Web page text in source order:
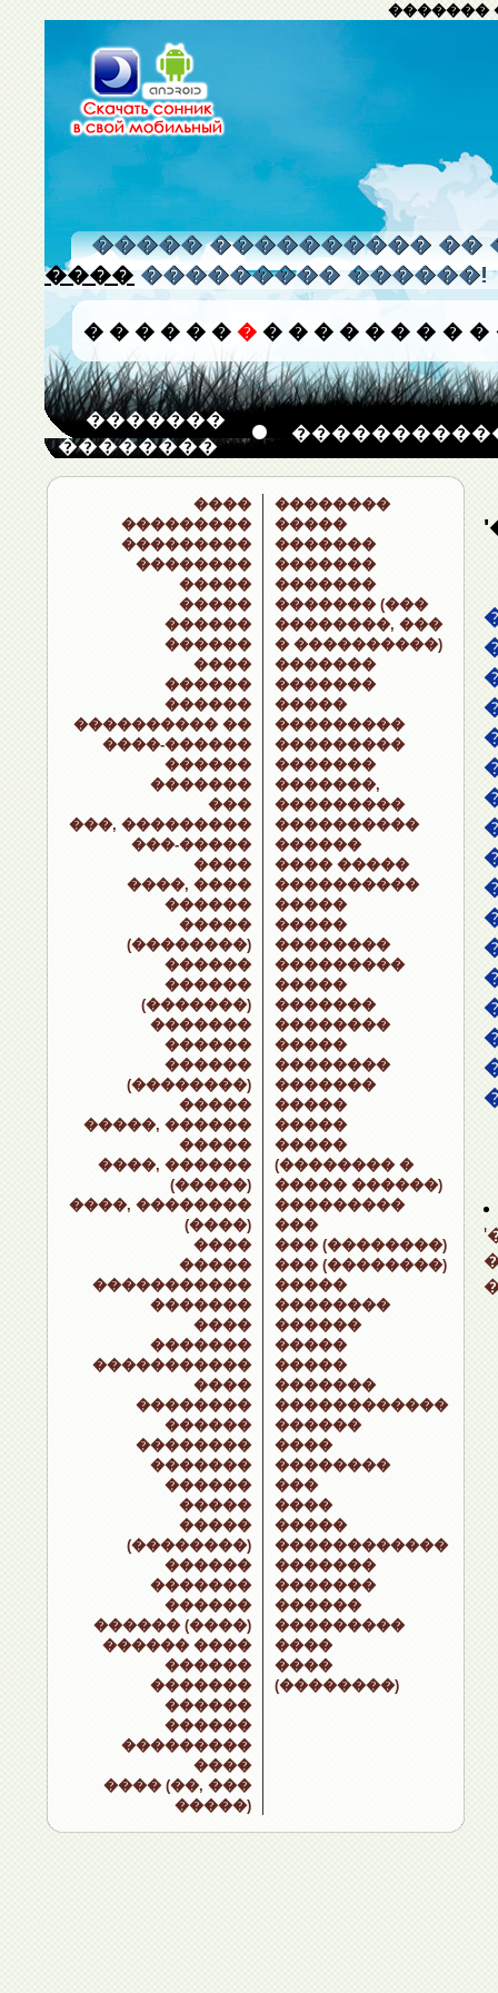
�������
����� ���������� ��
���� ��������� ������!
� � � � � � � � � � � � � � � �
�������
��������
����
���������
���������
��������
�����
�����
������
������
����
������
������
���������� ��
����-������
������
�������
���
���, ���������
���-�����
����
����, ����
������
�����
(��������)
������
������
(�������)
�������
������
������
(��������)
�����
�����, ������
�����
����, ������
(�����)
����, ��������
(����)
����
�����
�����������
�������
����
�������
�����������
����
��������
������
��������
�������
������
�����
�����
(��������)
������
�������
������
������ (����)
������ ����
������
�������
������
������
���������
����
���� (��, ���
�����)
��������
�����
�������
�������
�������
������� (���
��������, ���
� ����������)
�������
�������
�����
���������
���������
�������
�������,
���������
����������
������
���� �����
����������
�����
�����
��������
���������
�����
�������
��������
�����
��������
�������
�����
�����
�����
(�������� �
����� ������)
���������
���
��� (��������)
��� (��������)
�����
��������
������
�����
�����
�������
������������
������
����
��������
���
����
�����
������������
�������
�������
������
���������
����
����
(��������)